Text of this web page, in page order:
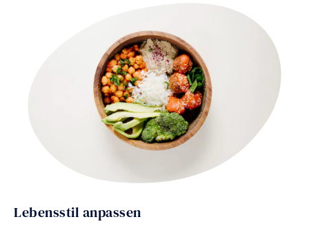
Lebensstil anpassen